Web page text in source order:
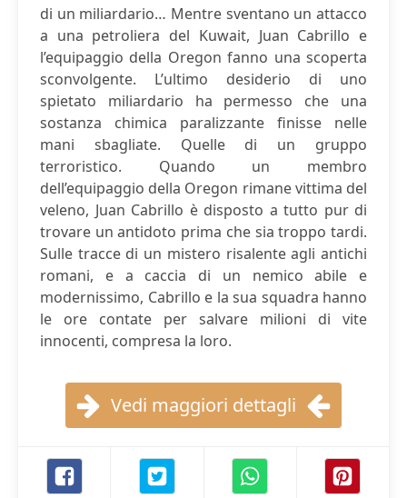
di un miliardario… Mentre sventano un attacco
a una petroliera del Kuwait, Juan Cabrillo e
l’equipaggio della Oregon fanno una scoperta
sconvolgente. L’ultimo desiderio di uno
spietato miliardario ha permesso che una
sostanza chimica paralizzante finisse nelle
mani sbagliate. Quelle di un gruppo
terroristico. Quando un membro
dell’equipaggio della Oregon rimane vittima del
veleno, Juan Cabrillo è disposto a tutto pur di
trovare un antidoto prima che sia troppo tardi.
Sulle tracce di un mistero risalente agli antichi
romani, e a caccia di un nemico abile e
modernissimo, Cabrillo e la sua squadra hanno
le ore contate per salvare milioni di vite
innocenti, compresa la loro.
Vedi maggiori dettagli